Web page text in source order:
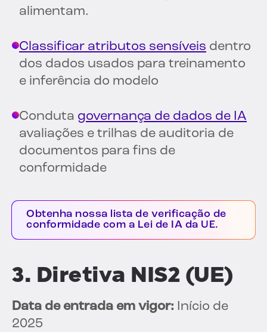
alimentam.
Classificar atributos sensíveis dentro
dos dados usados para treinamento
e inferência do modelo
Conduta governança de dados de IA
avaliações e trilhas de auditoria de
documentos para fins de
conformidade
Obtenha nossa lista de verificação de
conformidade com a Lei de IA da UE.
3. Diretiva NIS2 (UE)
Data de entrada em vigor: Início de
2025